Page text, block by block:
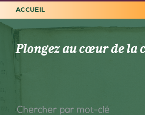
Navigation
principale
FIL
D'ARIANE
ACCUEIL
Plongez au cœur de la